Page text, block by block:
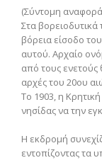
(Σύντομη αναφορά
Στα
βόρεια είσοδο
αυτού. Αρχαίο
από τους ενετούς
αρχές του 20ου
Το 1903, η
νησίδας να την
Η εκδρομή
εντοπίζοντας τα